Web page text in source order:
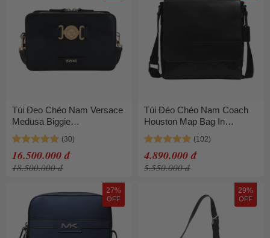
Túi Đeo Chéo Nam Versace
Medusa Biggie
10060011A03190-1B00V
Màu Đen
16.500.000 đ
18.500.000 đ
Túi Đéo Chéo Nam Coach
Houston Map Bag In
Signature Leather 4006 Màu
Đen
4.890.000 đ
5.550.000 đ
27%
OFF
29%
OFF